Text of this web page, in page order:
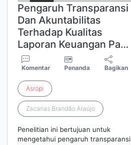
Pengaruh Transparansi
Dan Akuntabilitas
Terhadap Kualitas
Laporan Keuangan Pa…
Komentar Penanda Bagikan
Asropi
Zacarias Brandão Araújo
Penelitian ini bertujuan untuk
mengetahui pengaruh transparansi